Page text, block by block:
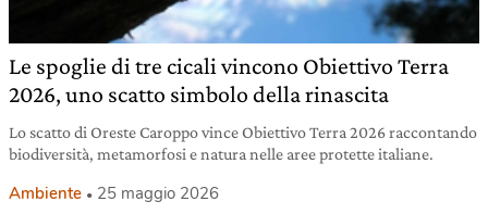
Le spoglie di tre cicali vincono Obiettivo Terra
2026, uno scatto simbolo della rinascita
Lo scatto di Oreste Caroppo vince Obiettivo Terra 2026 raccontando
biodiversità, metamorfosi e natura nelle aree protette italiane.
Ambiente 25 maggio 2026